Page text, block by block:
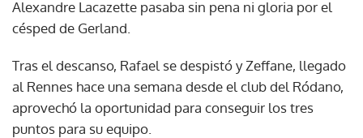
Alexandre Lacazette pasaba sin pena ni gloria por el
césped de Gerland.
Tras el descanso, Rafael se despistó y Zeffane, llegado
al Rennes hace una semana desde el club del Ródano,
aprovechó la oportunidad para conseguir los tres
puntos para su equipo.